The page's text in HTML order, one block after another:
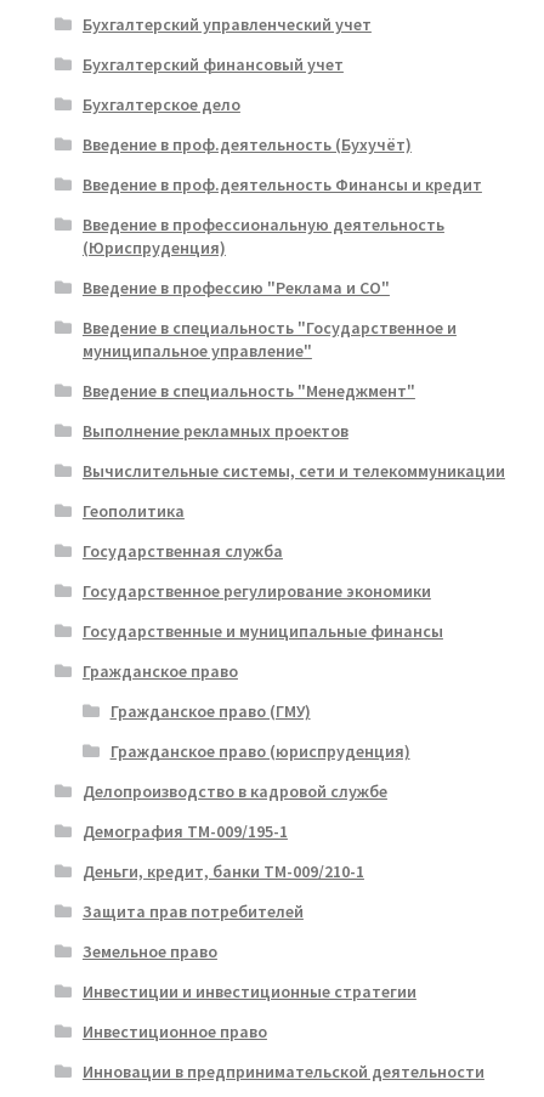
Бухгалтерский управленческий учет
Бухгалтерский финансовый учет
Бухгалтерское дело
Введение в проф.деятельность (Бухучёт)
Введение в проф.деятельность Финансы и кредит
Введение в профессиональную деятельность
(Юриспруденция)
Введение в профессию "Реклама и СО"
Введение в специальность "Государственное и
муниципальное управление"
Введение в специальность "Менеджмент"
Выполнение рекламных проектов
Вычислительные системы, сети и телекоммуникации
Геополитика
Государственная служба
Государственное регулирование экономики
Государственные и муниципальные финансы
Гражданское право
Гражданское право (ГМУ)
Гражданское право (юриспруденция)
Делопроизводство в кадровой службе
Демография ТМ-009/195-1
Деньги, кредит, банки ТМ-009/210-1
Защита прав потребителей
Земельное право
Инвестиции и инвестиционные стратегии
Инвестиционное право
Инновации в предпринимательской деятельности